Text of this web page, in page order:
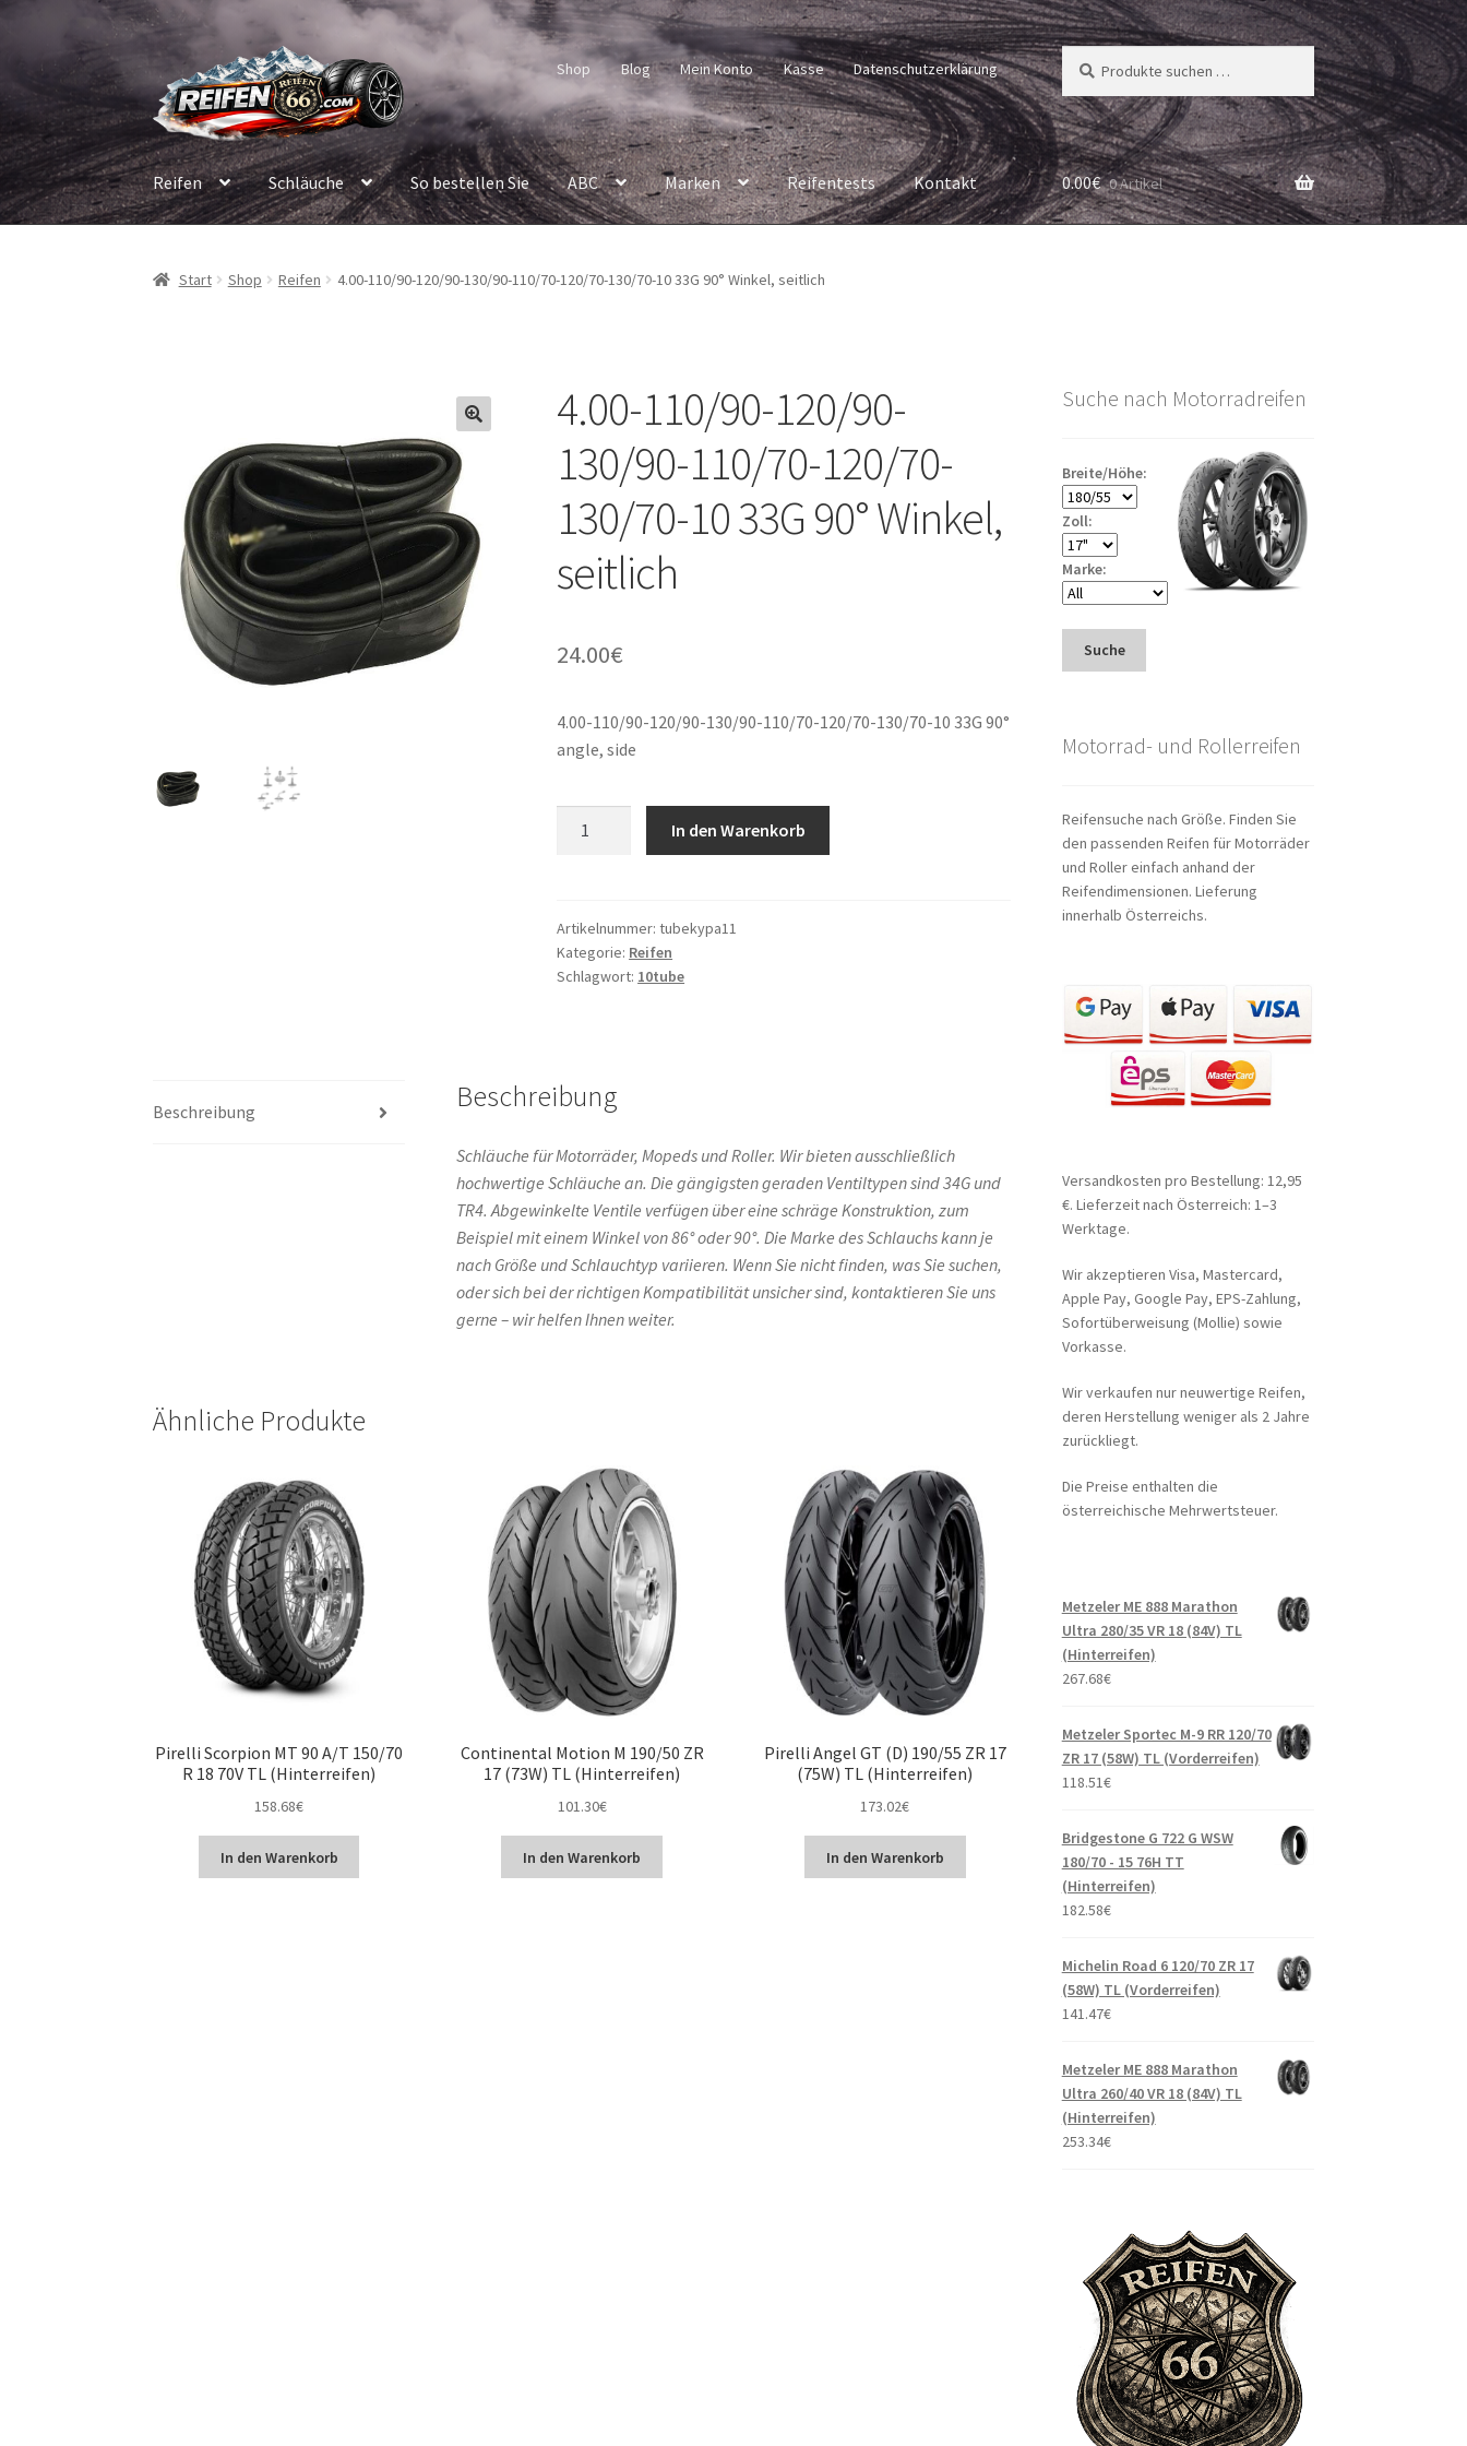
Navigation
springen
Inhalt
springen
Shop Blog Mein Konto Kasse Datenschutzerklärung
Suchen
nach:
Suchen
Reifen Schläuche So bestellen Sie ABC Marken Reifentests Kontakt 0.00€ 0 Artikel
Start Shop Reifen 4.00-110/90-120/90-130/90-110/70-120/70-130/70-10 33G 90° Winkel, seitlich
4.00-110/90-120/90-
130/90-110/70-120/70-
130/70-10 33G 90° Winkel,
seitlich
24.00€
4.00-110/90-120/90-130/90-110/70-120/70-130/70-10 33G 90°
angle, side
110/70-
120/70-
130/70-
Winkel,
seitlich
Menge
In den Warenkorb
Artikelnummer:tubekypa11
Kategorie: Reifen
Schlagwort: 10tube
Beschreibung Beschreibung
Schläuche für Motorräder, Mopeds und Roller. Wir bieten ausschließlich
hochwertige Schläuche an. Die gängigsten geraden Ventiltypen sind 34G und
TR4. Abgewinkelte Ventile verfügen über eine schräge Konstruktion, zum
Beispiel mit einem Winkel von 86° oder 90°. Die Marke des Schlauchs kann je
nach Größe und Schlauchtyp variieren. Wenn Sie nicht finden, was Sie suchen,
oder sich bei der richtigen Kompatibilität unsicher sind, kontaktieren Sie uns
gerne – wir helfen Ihnen weiter.
Ähnliche Produkte
Pirelli Scorpion MT 90 A/T 150/70
R 18 70V TL (Hinterreifen)
158.68€
In den Warenkorb
Continental Motion M 190/50 ZR
17 (73W) TL (Hinterreifen)
101.30€
In den Warenkorb
Pirelli Angel GT (D) 190/55 ZR 17
(75W) TL (Hinterreifen)
173.02€
In den Warenkorb
Suche nach Motorradreifen
Breite/Höhe:
Zoll:
Marke:
Suche
Motorrad- und Rollerreifen
Reifensuche nach Größe. Finden Sie
den passenden Reifen für Motorräder
und Roller einfach anhand der
Reifendimensionen. Lieferung
innerhalb Österreichs.
Versandkosten pro Bestellung: 12,95
€. Lieferzeit nach Österreich: 1–3
Werktage.
Wir akzeptieren Visa, Mastercard,
Apple Pay, Google Pay, EPS-Zahlung,
Sofortüberweisung (Mollie) sowie
Vorkasse.
Wir verkaufen nur neuwertige Reifen,
deren Herstellung weniger als 2 Jahre
zurückliegt.
Die Preise enthalten die
österreichische Mehrwertsteuer.
Metzeler ME 888 Marathon
Ultra 280/35 VR 18 (84V) TL
(Hinterreifen)
267.68€
Metzeler Sportec M-9 RR 120/70
ZR 17 (58W) TL (Vorderreifen)
118.51€
Bridgestone G 722 G WSW
180/70 - 15 76H TT
(Hinterreifen)
182.58€
Michelin Road 6 120/70 ZR 17
(58W) TL (Vorderreifen)
141.47€
Metzeler ME 888 Marathon
Ultra 260/40 VR 18 (84V) TL
(Hinterreifen)
253.34€